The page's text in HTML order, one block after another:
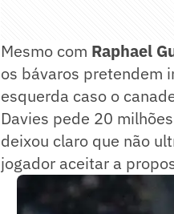
Mesmo com Raphael
os bávaros pretendem
esquerda caso o
Davies pede 20
deixou claro que não
jogador aceitar a